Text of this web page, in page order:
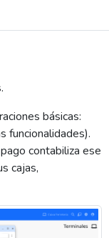
básicas:
funcionalidades).
contabiliza ese
cajas,